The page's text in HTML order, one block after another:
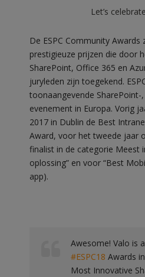
Let’s
De ESPC Community
prestigieuze prijzen die door
SharePoint, Office 365 en
juryleden zijn toegekend.
toonaangevende SharePoint-
evenement in Europa. Vorig
2017 in Dublin de Best
Award, voor het tweede jaar
finalist in de categorie Meest
oplossing” en voor “Best
app).
Awesome! Valo is
#ESPC18 Awards
Most Innovative